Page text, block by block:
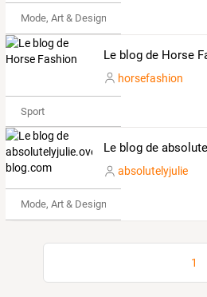
Mode, Art & Design
horsefashion
Sport
absolutelyjulie
Mode, Art & Design
1